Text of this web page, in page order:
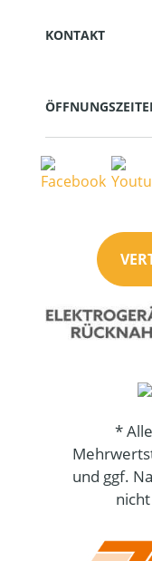
KONTAKT
*
und ggf.